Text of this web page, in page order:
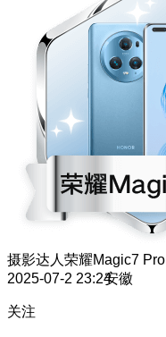
摄影达人 荣耀Magic7 Pro
2025-07-2 23:24安徽
关注